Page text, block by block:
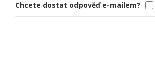
Chcete dostat odpověď e-mailem?